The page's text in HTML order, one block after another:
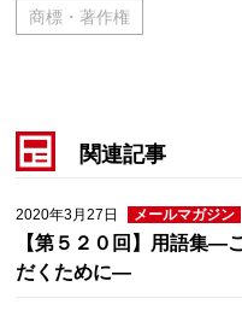
商標・著作権
関連記事
2020年3月27日 メールマガジン
【第５２０回】用語集―
だくために―